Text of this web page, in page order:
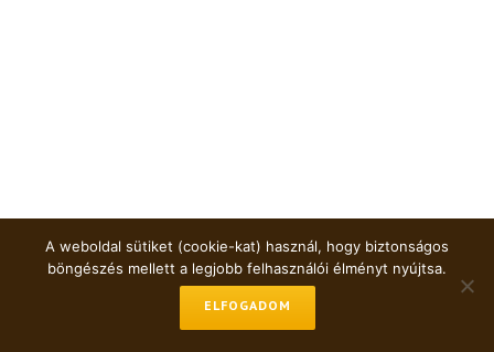
A weboldal sütiket (cookie-kat) használ, hogy biztonságos
böngészés mellett a legjobb felhasználói élményt nyújtsa.
ELFOGADOM